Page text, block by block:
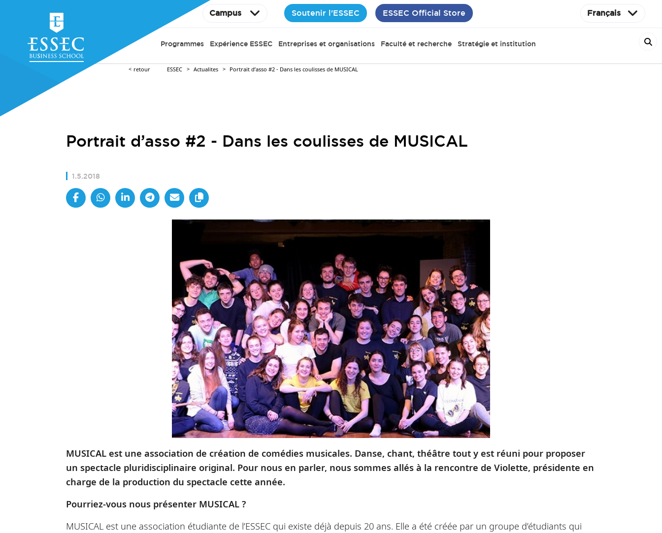
Campus Soutenir l'ESSEC ESSEC Official Store Français
Programmes Expérience ESSEC Entreprises et organisations Faculté et recherche Stratégie et institution
retour ESSEC Actualites Portrait d’asso #2 - Dans les coulisses de MUSICAL
Portrait d’asso #2 - Dans les coulisses de MUSICAL
1.5.2018
MUSICAL est une association de création de comédies musicales. Danse, chant, théâtre tout y est réuni pour proposer
un spectacle pluridisciplinaire original. Pour nous en parler, nous sommes allés à la rencontre de Violette, présidente en
charge de la production du spectacle cette année.
Pourriez-vous nous présenter MUSICAL ?
MUSICAL est une association étudiante de l’ESSEC qui existe déjà depuis 20 ans. Elle a été créée par un groupe d’étudiants qui